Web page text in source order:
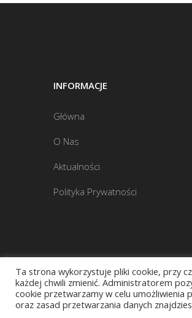
INFORMACJE
Główna
O Nas
Aktualności
Polityka Prywatności
Ta strona wykorzystuje pliki cookie, przy
każdej chwili zmienić. Administratorem
cookie przetwarzamy w celu umożliwienia
oraz zasad przetwarzania danych